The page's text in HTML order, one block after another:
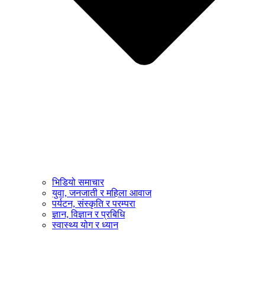
भिडियो समाचार
युवा, जनजाती र महिला आवाज
पर्यटन, संस्कृति र परम्परा
ज्ञान, विज्ञान र प्रबिधि
स्वास्थ्य योग र ध्यान